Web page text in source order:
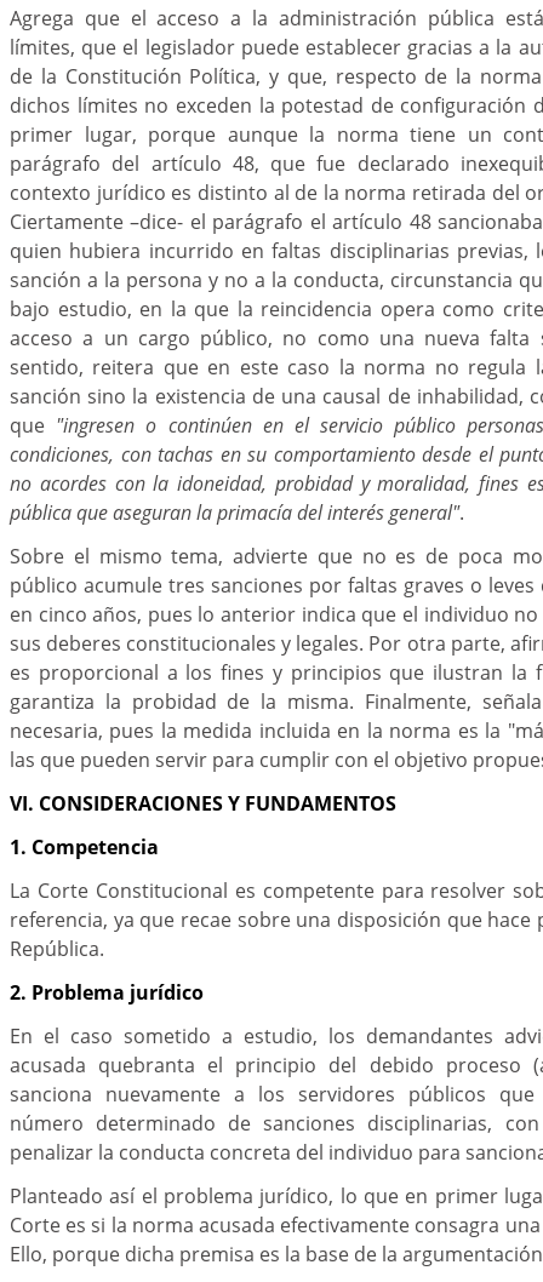
Agrega que el acceso a la administración pública
límites, que el legislador puede establecer gracias a la
de la Constitución Política, y que, respecto de la
dichos límites no exceden la potestad de configuración
primer lugar, porque aunque la norma tiene un
parágrafo del artículo 48, que fue declarado
contexto jurídico es distinto al de la norma retirada del
Ciertamente –dice- el parágrafo el artículo 48
quien hubiera incurrido en faltas disciplinarias previas,
sanción a la persona y no a la conducta, circunstancia
bajo estudio, en la que la reincidencia opera como
acceso a un cargo público, no como una nueva falta
sentido, reitera que en este caso la norma no regula
sanción sino la existencia de una causal de inhabilidad,
que "ingresen o continúen en el servicio público
condiciones, con tachas en su comportamiento desde el
no acordes con la idoneidad, probidad y moralidad, fines
pública que aseguran la primacía del interés general".
Sobre el mismo tema, advierte que no es de poca
público acumule tres sanciones por faltas graves o
en cinco años, pues lo anterior indica que el individuo
sus deberes constitucionales y legales. Por otra parte,
es proporcional a los fines y principios que ilustran la
garantiza la probidad de la misma. Finalmente,
necesaria, pues la medida incluida en la norma es la
las que pueden servir para cumplir con el objetivo
VI. CONSIDERACIONES Y FUNDAMENTOS
1. Competencia
La Corte Constitucional es competente para resolver
referencia, ya que recae sobre una disposición que hace
República.
2. Problema jurídico
En el caso sometido a estudio, los demandantes
acusada quebranta el principio del debido proceso
sanciona nuevamente a los servidores públicos
número determinado de sanciones disciplinarias,
penalizar la conducta concreta del individuo para
Planteado así el problema jurídico, lo que en primer
Corte es si la norma acusada efectivamente consagra
Ello, porque dicha premisa es la base de la